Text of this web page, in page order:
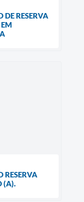
DE RESERVA
RESERVA
(A).